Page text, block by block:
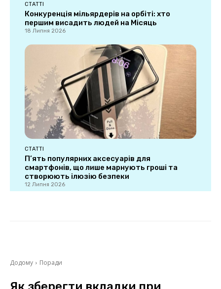
СТАТТІ
Конкуренція мільярдерів на орбіті: хто
першим висадить людей на Місяць
18 Липня 2026
СТАТТІ
П’ять популярних аксесуарів для
смартфонів, що лише марнують гроші та
створюють ілюзію безпеки
12 Липня 2026